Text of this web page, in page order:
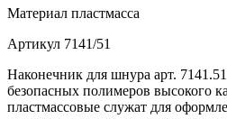
Материал пластмасса
Артикул 7141/51
Наконечник для шнура арт.
безопасных полимеров высокого
пластмассовые служат для